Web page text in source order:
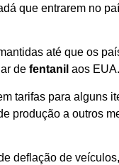
que entrarem no
até que os
defentanil aos EUA.
tarifas para alguns
produção a outros
deflação de